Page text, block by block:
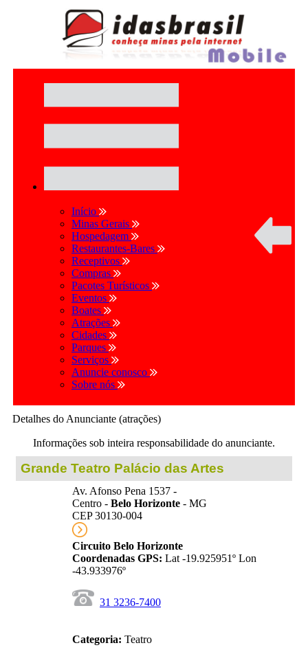
Início
Minas Gerais
Hospedagem
Restaurantes-Bares
Receptivos
Compras
Pacotes Turísticos
Eventos
Boates
Atrações
Cidades
Parques
Serviços
Anuncie conosco
Sobre nós
Detalhes do Anunciante (atrações)
Informações sob inteira responsabilidade do anunciante.
Grande Teatro Palácio das Artes
Av. Afonso Pena 1537 -
Centro - Belo Horizonte - MG
CEP 30130-004
Circuito Belo Horizonte
Coordenadas GPS: Lat -19.925951º Lon
-43.933976º
31 3236-7400
Categoria: Teatro